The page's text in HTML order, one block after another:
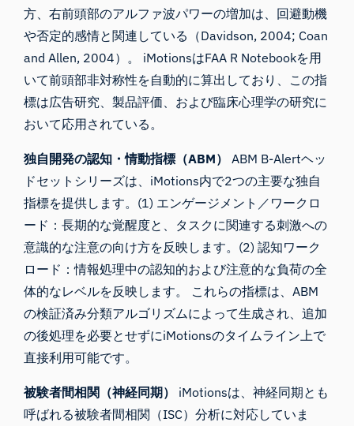
方、右前頭部のアルファ波パワーの増加は、回避動機
や否定的感情と関連している（Davidson, 2004; Coan
and Allen, 2004）。 iMotionsはFAA R Notebookを用
いて前頭部非対称性を自動的に算出しており、この指
標は広告研究、製品評価、および臨床心理学の研究に
おいて応用されている。
独自開発の認知・情動指標（ABM）
ABM B-Alertヘッ
ドセットシリーズは、iMotions内で2つの主要な独自
指標を提供します。(1) エンゲージメント／ワークロ
ード：長期的な覚醒度と、タスクに関連する刺激への
意識的な注意の向け方を反映します。(2) 認知ワーク
ロード：情報処理中の認知的および注意的な負荷の全
体的なレベルを反映します。 これらの指標は、ABM
の検証済み分類アルゴリズムによって生成され、追加
の後処理を必要とせずにiMotionsのタイムライン上で
直接利用可能です。
被験者間相関（神経同期）
iMotionsは、神経同期とも
呼ばれる被験者間相関（ISC）分析に対応していま